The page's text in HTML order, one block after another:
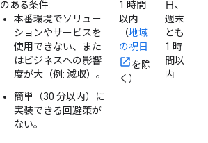
のある条件:
本番環境でソリュー
ションやサービスを
使用できない、また
はビジネスへの影響
度が大（例: 減収）。
簡単（30 分以内）に
実装できる回避策が
ない。
1 時間
以内
（地域
の祝日
を除
く）
日、
週末
とも
1 時
間以
内